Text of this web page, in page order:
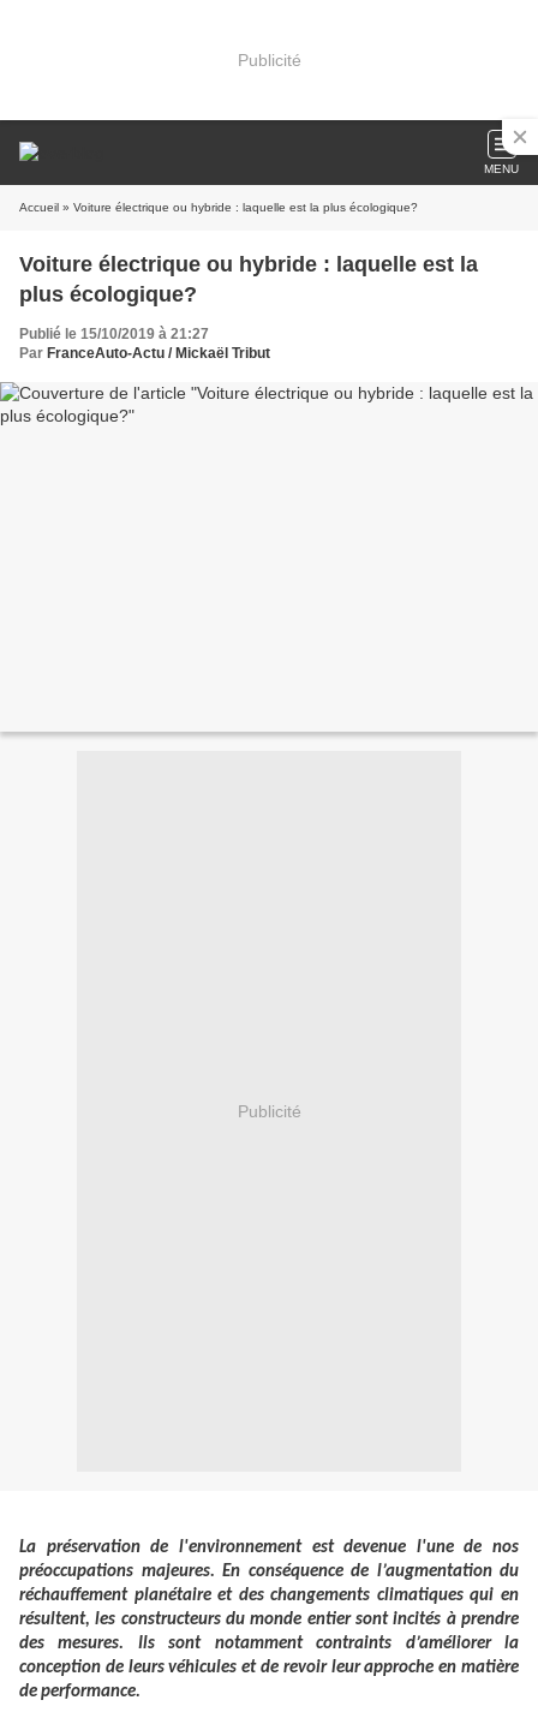
Publicité
MENU
Accueil » Voiture électrique ou hybride : laquelle est la plus écologique?
Voiture électrique ou hybride : laquelle est la
plus écologique?
Publié le 15/10/2019 à 21:27
Par FranceAuto-Actu / Mickaël Tribut
Publicité
La préservation de l'environnement est devenue l'une de nos
préoccupations majeures. En conséquence de l’augmentation du
réchauffement planétaire et des changements climatiques qui en
résultent, les constructeurs du monde entier sont incités à prendre
des mesures. Ils sont notamment contraints d’améliorer la
conception de leurs véhicules et de revoir leur approche en matière
de performance.